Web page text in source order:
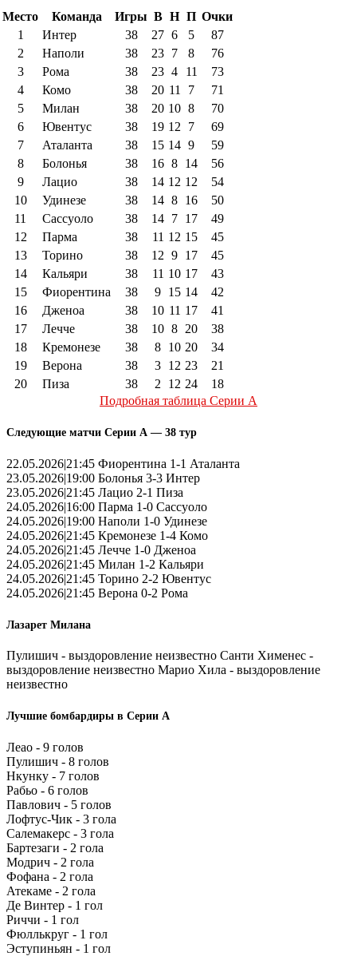
Место Команда Игры В Н П Очки
1
Интер 38 27 6 5
87
2
Наполи 38 23 7 8
76
3
Рома 38 23 4 11
73
4
Комо 38 20 11 7
71
5
Милан 38 20 10 8
70
6
Ювентус 38 19 12 7
69
7
Аталанта 38 15 14 9
59
8
Болонья 38 16 8 14
56
9
Лацио 38 14 12 12
54
10
Удинезе 38 14 8 16
50
11
Сассуоло 38 14 7 17
49
12
Парма 38 11 12 15
45
13
Торино 38 12 9 17
45
14
Кальяри 38 11 10 17
43
15
Фиорентина 38 9 15 14
42
16
Дженоа 38 10 11 17
41
17
Лечче 38 10 8 20
38
18
Кремонезе 38 8 10 20
34
19
Верона 38 3 12 23
21
20
Пиза 38 2 12 24
18
Подробная таблица Серии А
Следующие матчи Серии А — 38 тур
22.05.2026|21:45 Фиорентина 1-1 Аталанта
23.05.2026|19:00 Болонья 3-3 Интер
23.05.2026|21:45 Лацио 2-1 Пиза
24.05.2026|16:00 Парма 1-0 Сассуоло
24.05.2026|19:00 Наполи 1-0 Удинезе
24.05.2026|21:45 Кремонезе 1-4 Комо
24.05.2026|21:45 Лечче 1-0 Дженоа
24.05.2026|21:45 Милан 1-2 Кальяри
24.05.2026|21:45 Торино 2-2 Ювентус
24.05.2026|21:45 Верона 0-2 Рома
Лазарет Милана
Пулишич - выздоровление неизвестно Санти Хименес -
выздоровление неизвестно Марио Хила - выздоровление
неизвестно
Лучшие бомбардиры в Серии А
Леао - 9 голов
Пулишич - 8 голов
Нкунку - 7 голов
Рабьо - 6 голов
Павлович - 5 голов
Лофтус-Чик - 3 гола
Салемакерс - 3 гола
Бартезаги - 2 гола
Модрич - 2 гола
Фофана - 2 гола
Атекаме - 2 гола
Де Винтер - 1 гол
Риччи - 1 гол
Фюллькруг - 1 гол
Эступиньян - 1 гол